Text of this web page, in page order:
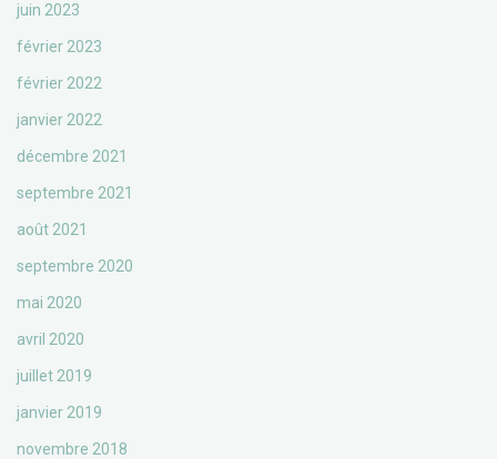
juin 2023
février 2023
février 2022
janvier 2022
décembre 2021
septembre 2021
août 2021
septembre 2020
mai 2020
avril 2020
juillet 2019
janvier 2019
novembre 2018